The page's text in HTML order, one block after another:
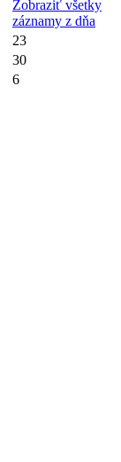
Zobraziť všetky
záznamy z dňa
23
30
6